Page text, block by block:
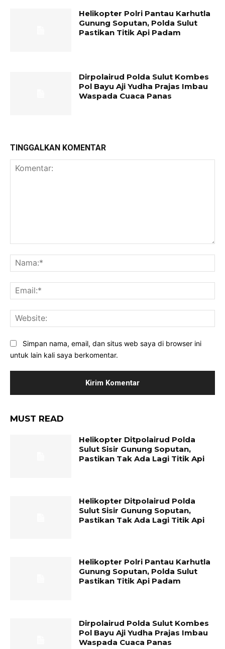
Helikopter Polri Pantau Karhutla
Gunung Soputan, Polda Sulut
Pastikan Titik Api Padam
Dirpolairud Polda Sulut Kombes
Pol Bayu Aji Yudha Prajas Imbau
Waspada Cuaca Panas
TINGGALKAN KOMENTAR
Simpan nama, email, dan situs web saya di browser ini
untuk lain kali saya berkomentar.
MUST READ
Helikopter Ditpolairud Polda
Sulut Sisir Gunung Soputan,
Pastikan Tak Ada Lagi Titik Api
Helikopter Ditpolairud Polda
Sulut Sisir Gunung Soputan,
Pastikan Tak Ada Lagi Titik Api
Helikopter Polri Pantau Karhutla
Gunung Soputan, Polda Sulut
Pastikan Titik Api Padam
Dirpolairud Polda Sulut Kombes
Pol Bayu Aji Yudha Prajas Imbau
Waspada Cuaca Panas